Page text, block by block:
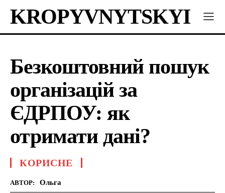
KROPYVNYTSKYI
Безкоштовний пошук
організацій за
ЄДРПОУ: як
отримати дані?
КОРИСНЕ
АВТОР: Ольга